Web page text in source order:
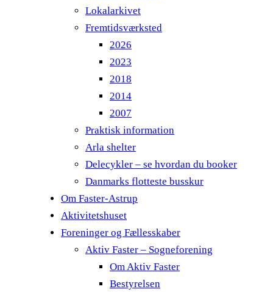
Lokalarkivet
Fremtidsværksted
2026
2023
2018
2014
2007
Praktisk information
Arla shelter
Delecykler – se hvordan du booker
Danmarks flotteste busskur
Om Faster-Astrup
Aktivitetshuset
Foreninger og Fællesskaber
Aktiv Faster – Sogneforening
Om Aktiv Faster
Bestyrelsen